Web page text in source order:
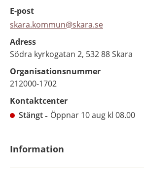
E-post
skara.kommun@skara.se
Adress
Södra kyrkogatan 2, 532 88 Skara
Organisationsnummer
212000-1702
Kontaktcenter
Stängt
Öppnar 10 aug kl 08.00
Information